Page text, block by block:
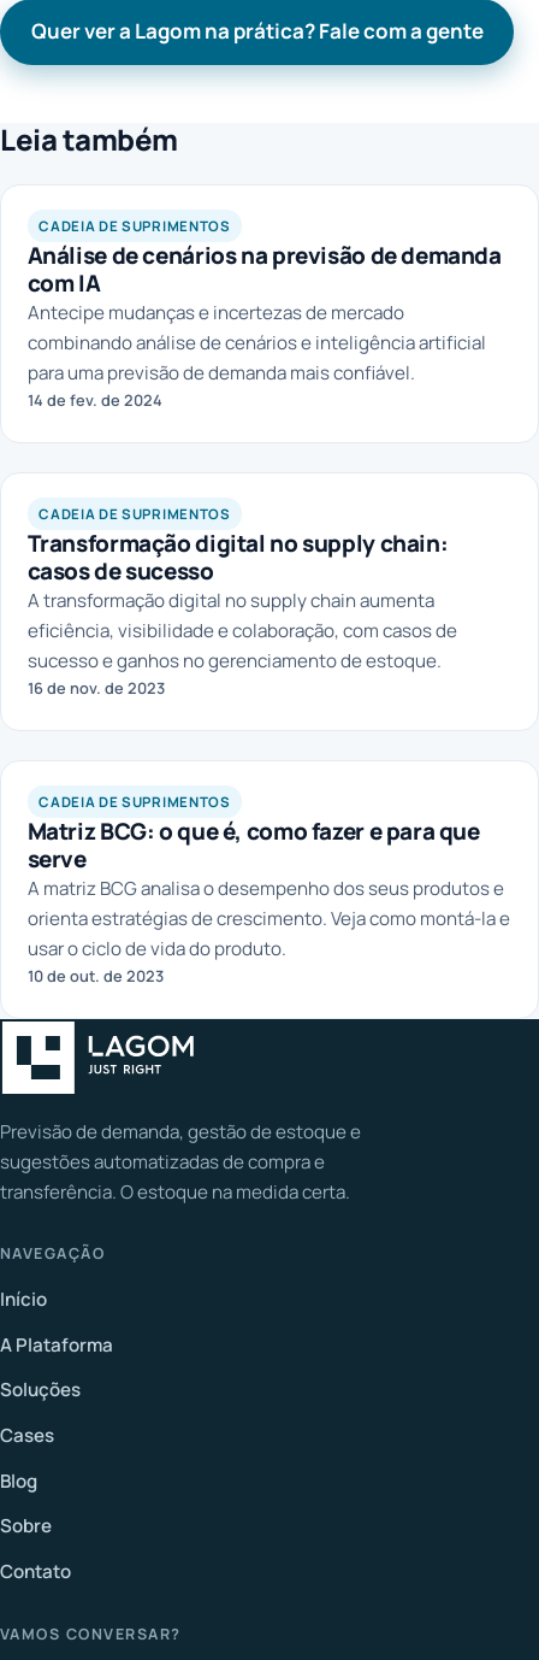
Quer ver a Lagom na prática? Fale com a gente
Leia também
CADEIA DE SUPRIMENTOS
Análise de cenários na previsão de demanda
com IA
Antecipe mudanças e incertezas de mercado
combinando análise de cenários e inteligência artificial
para uma previsão de demanda mais confiável.
14 de fev. de 2024
CADEIA DE SUPRIMENTOS
Transformação digital no supply chain:
casos de sucesso
A transformação digital no supply chain aumenta
eficiência, visibilidade e colaboração, com casos de
sucesso e ganhos no gerenciamento de estoque.
16 de nov. de 2023
CADEIA DE SUPRIMENTOS
Matriz BCG: o que é, como fazer e para que
serve
A matriz BCG analisa o desempenho dos seus produtos e
orienta estratégias de crescimento. Veja como montá-la e
usar o ciclo de vida do produto.
10 de out. de 2023
Previsão de demanda, gestão de estoque e
sugestões automatizadas de compra e
transferência. O estoque na medida certa.
NAVEGAÇÃO
Início
A Plataforma
Soluções
Cases
Blog
Sobre
Contato
VAMOS CONVERSAR?